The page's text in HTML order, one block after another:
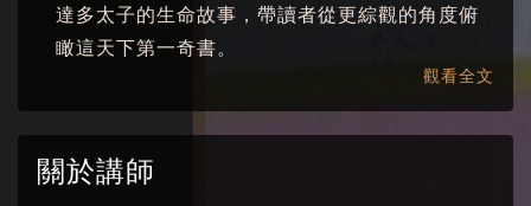
達多太子的生命故事，帶讀者從更綜觀的角度俯
瞰這天下第一奇書。
文學大師白先勇十歲開始讀《紅樓夢》，畢生半
本文學聖經。而經過細細比對與拆解「程乙本」
與「庚辰本」兩種版本內容，他將從一位小說家
觀看全文
關於講師